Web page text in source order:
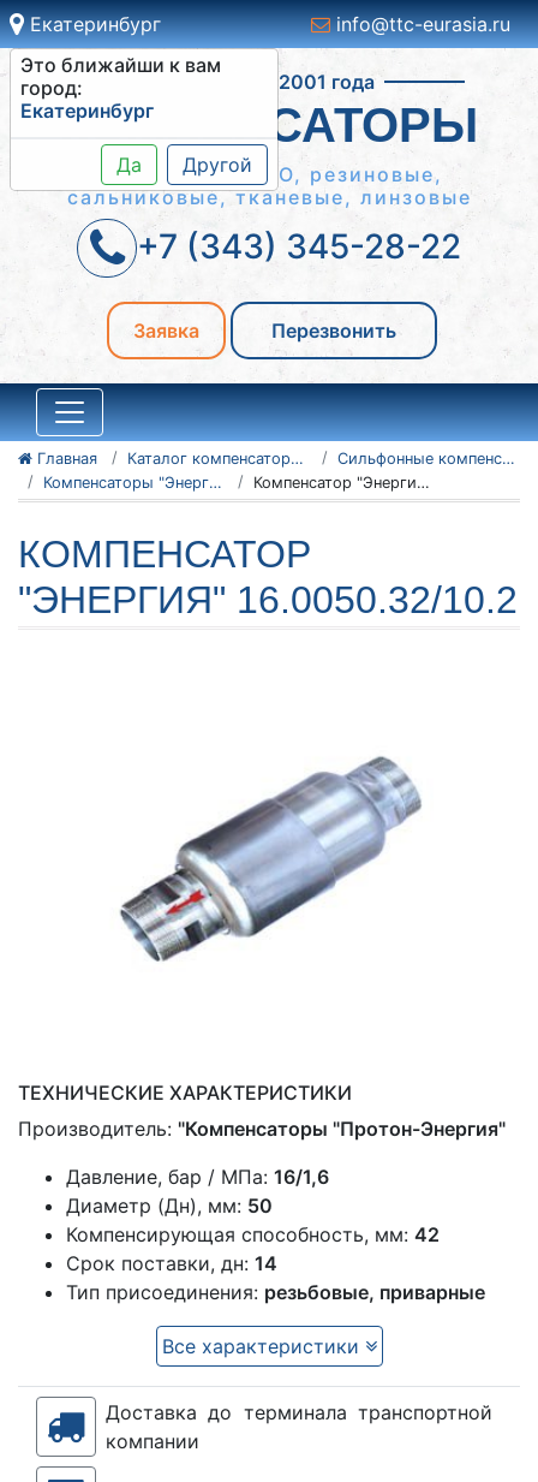
Екатеринбург
Это ближайши к вам
город:
Екатеринбург
Да Другой
info@ttc-eurasia.ru
Работаем с 2001 года
КОМПЕНСАТОРЫ
Сильфонные КСО, резиновые,
сальниковые, тканевые, линзовые
+7 (343) 345-28-22
Заявка Перезвонить
Главная Каталог компенсаторов
Сильфонные компенсаторы
Компенсаторы "Энергия-Термо" и "Энергия-Аква"
Компенсатор "Энергия" 16.0050.32/10.2
КОМПЕНСАТОР
"ЭНЕРГИЯ" 16.0050.32/10.2
ТЕХНИЧЕСКИЕ ХАРАКТЕРИСТИКИ
Производитель: "Компенсаторы "Протон-Энергия"
Давление, бар / МПа: 16/1,6
Диаметр (Дн), мм: 50
Компенсирующая способность, мм: 42
Срок поставки, дн: 14
Тип присоединения: резьбовые, приварные
Все характеристики
Доставка до терминала транспортной
компании